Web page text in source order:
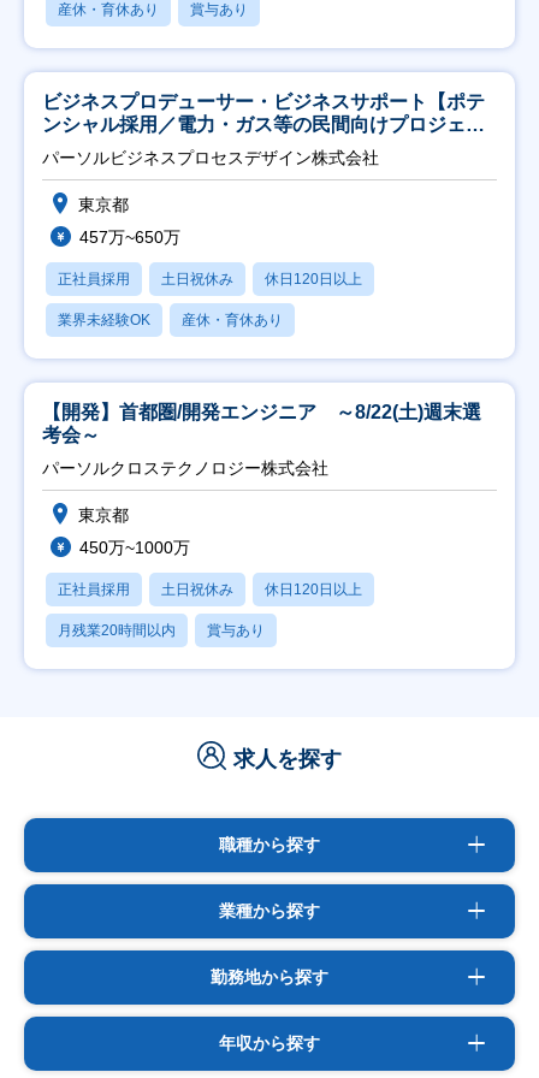
産休・育休あり 賞与あり
ビジネスプロデューサー・ビジネスサポート【ポテ
ンシャル採用／電力・ガス等の民間向けプロジェク
ト推進】
パーソルビジネスプロセスデザイン株式会社
東京都
457万~650万
正社員採用 土日祝休み 休日120日以上
業界未経験OK 産休・育休あり
【開発】首都圏/開発エンジニア ～8/22(土)週末選
考会～
パーソルクロステクノロジー株式会社
東京都
450万~1000万
正社員採用 土日祝休み 休日120日以上
月残業20時間以内 賞与あり
求人を探す
職種から探す
業種から探す
勤務地から探す
年収から探す